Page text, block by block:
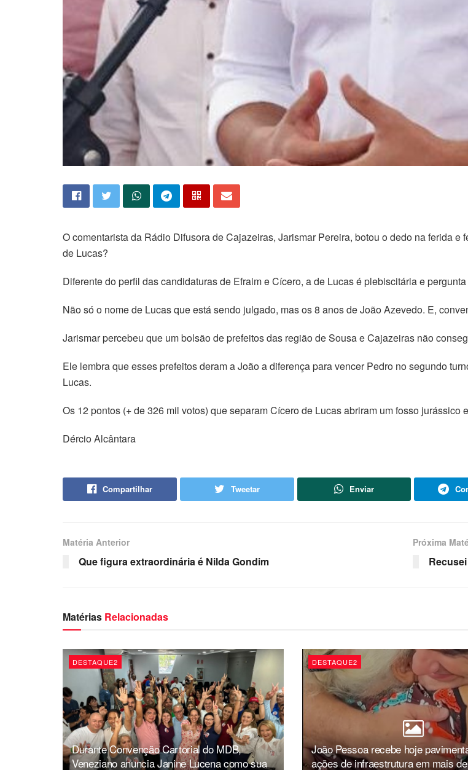
O comentarista da Rádio Difusora de Cajazeiras, Jarismar Pereira, botou o dedo na ferida
de Lucas?
Diferente do perfil das candidaturas de Efraim e Cícero, a de Lucas é plebiscitária e
Não só o nome de Lucas que está sendo julgado, mas os 8 anos de João Azevedo. E,
Jarismar percebeu que um bolsão de prefeitos das região de Sousa e Cajazeiras não
Ele lembra que esses prefeitos deram a João a diferença para vencer Pedro no segundo
Lucas.
Os 12 pontos (+ de 326 mil votos) que separam Cícero de Lucas abriram um fosso jurássico
Dércio Alcântara
Compartilhar Tweetar Enviar
Matéria Anterior
Que figura extraordinária é Nilda Gondim
Próxima
Matérias Relacionadas
DESTAQUE2
Durante Convenção Cartorial do MDB,
Veneziano anuncia Janine Lucena como sua
DESTAQUE2
João Pessoa recebe hoje
ações de infraestrutura em mais